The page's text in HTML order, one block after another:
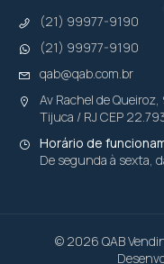
(21) 99977-9190
(21) 99977-9190
qab@qab.com.br
Av Rachel de
Tijuca / RJ CEP
Horário de
De segunda à sexta,
© 2026 QAB